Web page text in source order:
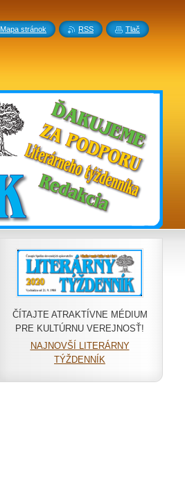
ČÍTAJTE ATRAKTÍVNE MÉDIUM
PRE KULTÚRNU VEREJNOSŤ!
NAJNOVŠÍ LITERÁRNY
TÝŽDENNÍK
Mapa stránok RSS Tlač